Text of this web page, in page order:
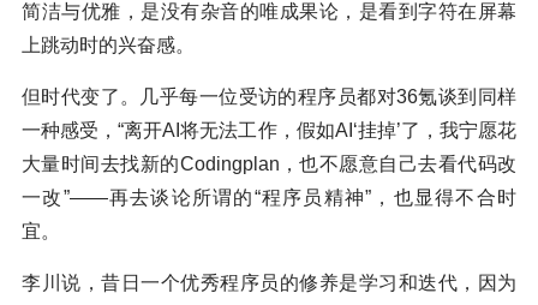
简洁与优雅，是没有杂音的唯成果论，是看到字符在屏幕
上跳动时的兴奋感。
但时代变了。几乎每一位受访的程序员都对36氪谈到同样
一种感受，“离开AI将无法工作，假如AI‘挂掉’了，我宁愿花
大量时间去找新的Codingplan，也不愿意自己去看代码改
一改”——再去谈论所谓的“程序员精神”，也显得不合时
宜。
李川说，昔日一个优秀程序员的修养是学习和迭代，因为